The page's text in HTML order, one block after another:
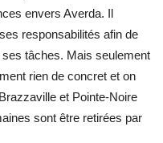
envers Averda. Il
responsabilités afin de
tâches. Mais seulement
rien de concret et on
et Pointe-Noire
sont être retirées par